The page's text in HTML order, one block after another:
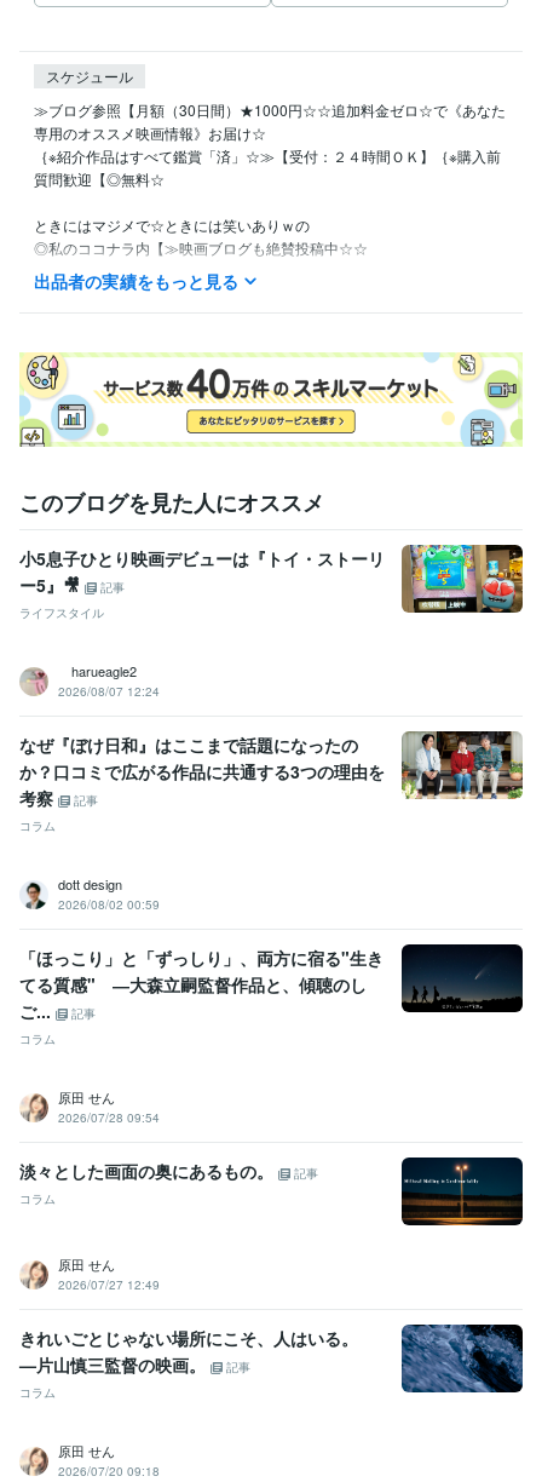
スケジュール
≫ブログ参照【月額（30日間）★1000円☆☆追加料金ゼロ☆で《あなた
専用のオススメ映画情報》お届け☆
｛※紹介作品はすべて鑑賞「済」☆≫【受付：２４時間ＯＫ】｛※購入前
質問歓迎【◎無料☆
ときにはマジメで☆ときには笑いありｗの
◎私のココナラ内【≫映画ブログも絶賛投稿中☆☆
｛◆無料ブログ《166》記事＋◆有料ブログ《7》記事の
（《参考》◎☆100☆記事目達成日時【☆☆2024年5月7日12時54分☆
☆】）
【正式出品購入】に向けた検討材料にお使いください☆☆
以上☆
【≫来る者拒まず去る者追わず≪】で、
（＝※購入者様のメッセージを私出品者が確認できる回数）を【☆３０日
※具体的な日時・その他内容は、事前打ち合わせにて☆
（＝※この時点では３０日カウントはされないのでご安心を☆☆
得意分野
住まい・美容・生活相談
出品者の実績をもっと見る
このブログを見た人にオススメ
小5息子ひとり映画デビューは『トイ・ストーリ
ー5』🎥
記事
ライフスタイル
harueagle2
2026/08/07 12:24
なぜ『ぼけ日和』はここまで話題になったの
か？口コミで広がる作品に共通する3つの理由を
考察
記事
コラム
dott design
2026/08/02 00:59
「ほっこり」と「ずっしり」、両方に宿る"生き
てる質感" ―大森立嗣監督作品と、傾聴のし
ご...
記事
コラム
原田 せん
2026/07/28 09:54
淡々とした画面の奥にあるもの。
記事
コラム
原田 せん
2026/07/27 12:49
きれいごとじゃない場所にこそ、人はいる。
—片山慎三監督の映画。
記事
コラム
原田 せん
2026/07/20 09:18